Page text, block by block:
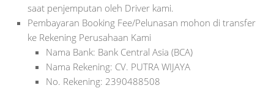
saat penjemputan oleh Driver kami.
Pembayaran Booking Fee/Pelunasan mohon di transfer
ke Rekening Perusahaan Kami
Nama Bank: Bank Central Asia (BCA)
Nama Rekening: CV. PUTRA WIJAYA
No. Rekening: 2390488508